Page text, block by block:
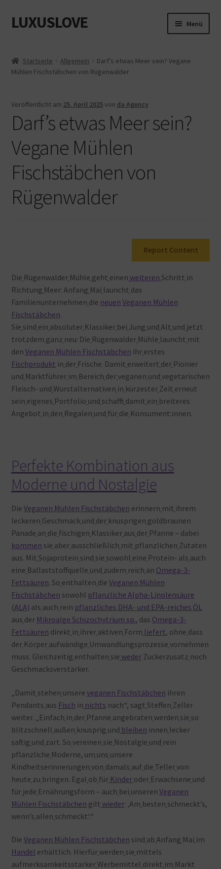
Zur
Navigation
Zum
Inhalt
LUXUSLOVE Menü
Cookie-Richtlinie (EU)
Datenschutz
Impressum
Kasse
Mein Konto
Shop
Startseite Allgemein
Darf’s etwas Meer sein? Vegane
Mühlen Fischstäbchen von Rügenwalder
Veröffentlicht am 25. April 2025von da Agency
Darf’s etwas Meer sein?
Vegane Mühlen
Fischstäbchen von
Rügenwalder
Report Content
Die Rügenwalder Mühle geht einen weiteren Schritt in
Richtung Meer: Anfang Mai launcht das
Familienunternehmen die neuen Veganen Mühlen
Fischstäbchen.
Sie sind ein absoluter Klassiker bei Jung und Alt und jetzt
trotzdem ganz neu: Die Rügenwalder Mühle launcht mit
den Veganen Mühlen Fischstäbchen ihr erstes
Fischprodukt in der Frische. Damit erweitert der Pionier
und Marktführer im Bereich derveganen und vegetarischen
Fleisch- und Wurstalternativen in kürzester Zeit erneut
sein eigenes Portfolio und schafft damit ein breiteres
Angebot in den Regalen und für die Konsument:innen.
Perfekte Kombination aus
Moderne und Nostalgie
Die Veganen Mühlen Fischstäbchen erinnern mit ihrem
leckeren Geschmack und der knusprigen goldbraunen
Panade an die fischigen Klassiker aus der Pfanne – dabei
kommen sie aber ausschließlich mit pflanzlichen Zutaten
aus. Mit Sojaprotein sind sie sowohl eine Protein- als auch
eine Ballaststoffquelle und zudem reich an Omega-3-
Fettsäuren. So enthalten die Veganen Mühlen
Fischstäbchen sowohl pflanzliche Alpha-Linolensäure
(ALA) als auch rein pflanzliches DHA- und EPA-reiches ÖL
aus der Mikroalge Schizochytrium sp., das Omega-3-
Fettsäuren direkt in ihrer aktiven Form liefert, ohne dass
der Körper aufwändige Umwandlungsprozesse vornehmen
muss. Gleichzeitig enthalten sie wederZuckerzusatz noch
Geschmacksverstärker.
„Damit stehen unsere veganen Fischstäbchen ihren
Pendants aus Fisch in nichts nach“, sagt Steffen Zeller
weiter. „Einfach in der Pfanne angebraten werden sie so
blitzschnell außen knusprig und bleiben innen lecker
saftig und zart. So vereinen sie Nostalgie und rein
pflanzliche Moderne, um uns unsere
Kindheitserinnerungen von damals auf die Tellervon
heute zu bringen. Egal ob für Kinder oder Erwachsene und
für jede Ernährungsform – auch bei unseren Veganen
Mühlen Fischstäbchen gilt wieder: ‚Am besten schmeckt’s,
wenn’s allen schmeckt‘.“
Die Veganen Mühlen Fischstäbchen sind ab Anfang Mai im
Handel erhältlich. Hierfür werden sie mittels
aufmerksamkeitsstarker Werbemittel direkt im Markt